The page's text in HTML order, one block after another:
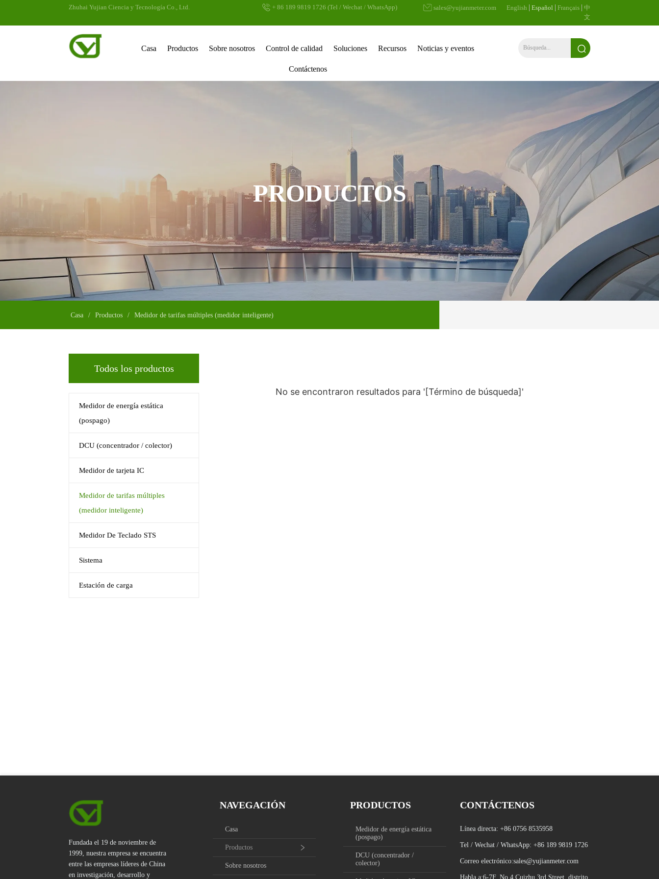
Zhuhai Yujian Ciencia y Tecnología Co., Ltd. + 86 189 9819 1726 (Tel / Wechat / WhatsApp) sales@yujianmeter.com English Español Français
中
文
Casa Productos Sobre nosotros Control de calidad Soluciones Recursos Noticias y eventos
Contáctenos
PRODUCTOS
Casa / Productos / Medidor de tarifas múltiples (medidor inteligente)
Todos los productos
Medidor de energía estática
(pospago)
DCU (concentrador / colector)
Medidor de tarjeta IC
Medidor de tarifas múltiples
(medidor inteligente)
Medidor De Teclado STS
Sistema
Estación de carga
No se encontraron resultados para '[Término de búsqueda]'
Fundada el 19 de noviembre de
1999, nuestra empresa se encuentra
entre las empresas líderes de China
en investigación, desarrollo y
NAVEGACIÓN
Casa
Productos
Sobre nosotros
PRODUCTOS
Medidor de energía estática
(pospago)
DCU (concentrador /
colector)
CONTÁCTENOS
Línea directa: +86 0756 8535958
Tel / Wechat / WhatsApp: +86 189 9819 1726
Correo electrónico:sales@yujianmeter.com
Habla a:6-7F, No.4 Cuizhu 3rd Street, distrito